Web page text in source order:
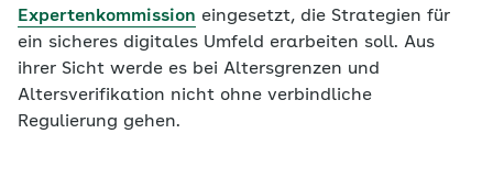
Expertenkommission eingesetzt, die Strategien für
ein sicheres digitales Umfeld erarbeiten soll. Aus
ihrer Sicht werde es bei Altersgrenzen und
Altersverifikation nicht ohne verbindliche
Regulierung gehen.